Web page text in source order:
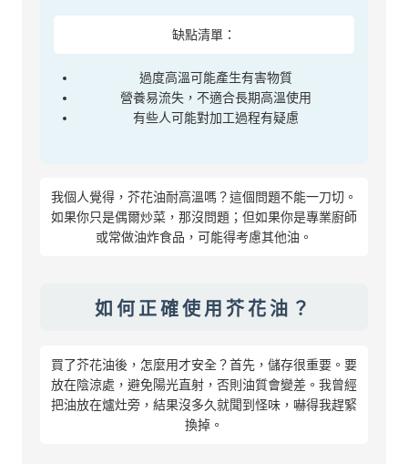
缺點清單：
過度高溫可能產生有害物質
營養易流失，不適合長期高溫使用
有些人可能對加工過程有疑慮
我個人覺得，芥花油耐高溫嗎？這個問題不能一刀切。
如果你只是偶爾炒菜，那沒問題；但如果你是專業廚師
或常做油炸食品，可能得考慮其他油。
如何正確使用芥花油？
買了芥花油後，怎麼用才安全？首先，儲存很重要。要
放在陰涼處，避免陽光直射，否則油質會變差。我曾經
把油放在爐灶旁，結果沒多久就聞到怪味，嚇得我趕緊
換掉。